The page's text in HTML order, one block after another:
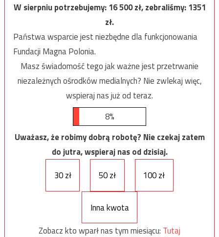
W sierpniu potrzebujemy:16 500zł, zebraliśmy:1351
zł.
Państwa wsparcie jest niezbędne dla funkcjonowania
Fundacji Magna Polonia.
Masz świadomość tego jak ważne jest przetrwanie
niezależnych ośrodków medialnych? Nie zwlekaj więc,
wspieraj nas już od teraz.
8%
Uważasz, że robimy dobrą robotę? Nie czekaj zatem
do jutra, wspieraj nas od dzisiaj.
30 zł
50 zł 100 zł
Inna kwota
Zobacz kto wparł nas tym miesiącu: Tutaj